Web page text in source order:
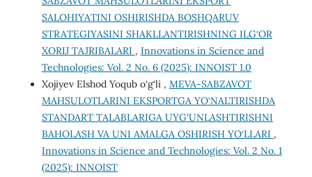
SALOHIYATINI OSHIRISHDA BOSHQARUV
STRATEGIYASINI SHAKLLANTIRISHNING ILG‘OR
XORIJ TAJRIBALARI , Innovations in Science and
Technologies: Vol. 2 No. 6 (2025): INNOIST 1.0
Xojiyev Elshod Yoqub o‘g‘li , MEVA-SABZAVOT
MAHSULOTLARINI EKSPORTGA YO‘NALTIRISHDA
STANDART TALABLARIGA UYG‘UNLASHTIRISHNI
BAHOLASH VA UNI AMALGA OSHIRISH YO‘LLARI ,
Innovations in Science and Technologies: Vol. 2 No. 1
(2025): INNOIST